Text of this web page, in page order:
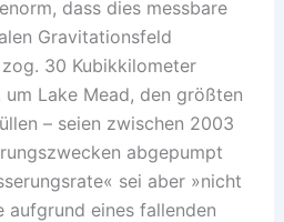
dass dies messbare
Gravitationsfeld
30 Kubikkilometer
um Lake Mead, den größten
– seien zwischen 2003
abgepumpt
sei aber »nicht
aufgrund eines fallenden